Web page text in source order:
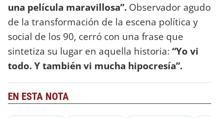
una película maravillosa”. Observador agudo
de la transformación de la escena política y
social de los 90, cerró con una frase que
sintetiza su lugar en aquella historia: “Yo vi
todo. Y también vi mucha hipocresía”.
EN ESTA NOTA